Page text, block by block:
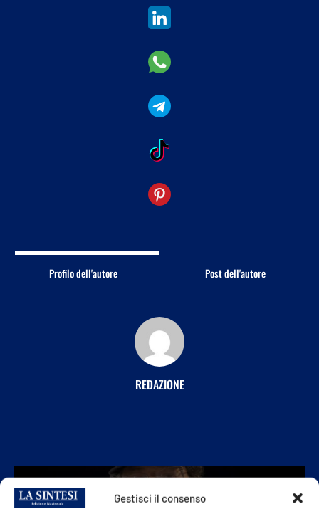
Gestisci il consenso
Profilo dell'autore Post dell'autore
REDAZIONE
POST PRECEDENTE